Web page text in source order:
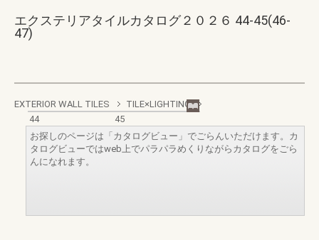
エクステリアタイルカタログ２０２６ 44-45(46-
47)
EXTERIOR WALL TILES
TILE×LIGHTING
44
45
お探しのページは「カタログビュー」でごらんいただけます。カ
タログビューではweb上でパラパラめくりながらカタログをごら
んになれます。